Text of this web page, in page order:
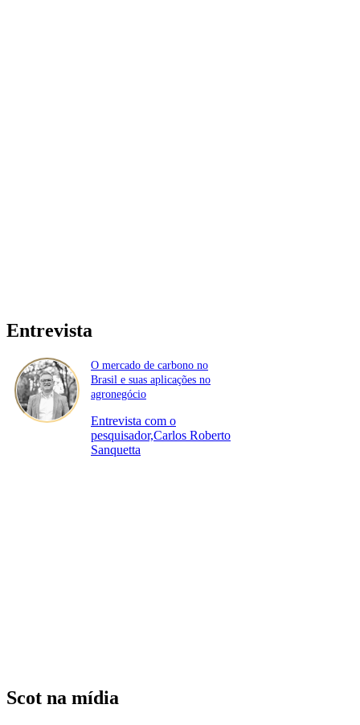
Entrevista
O mercado de carbono no
Brasil e suas aplicações no
agronegócio
Entrevista com o
pesquisador,Carlos Roberto
Sanquetta
Scot na mídia